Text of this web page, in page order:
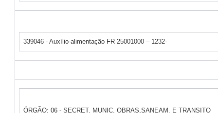
339046 - Auxílio-alimentação FR 25001000 – 1232-
ÓRGÃO: 06 - SECRET. MUNIC. OBRAS,SANEAM. E TRANSITO